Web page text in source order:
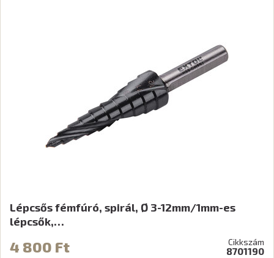
Lépcsős fémfúró, spirál, Ø 3-12mm/1mm-es
lépcsők,…
4 800 Ft Cikkszám
8701190